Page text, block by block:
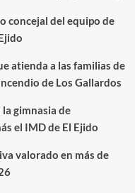
concejal del equipo de
atienda a las familias de
de Los Gallardos
gimnasia de
el IMD de El Ejido
valorado en más de